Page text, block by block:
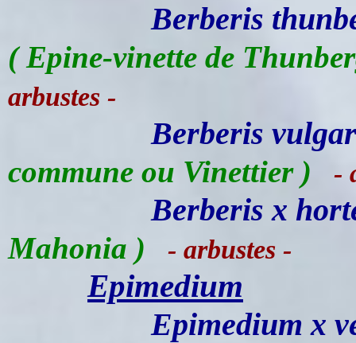
Berberis
( Epine-vinette de
arbustes -
Berberis
commune ou Vinettier ) -
Berberis x
Mahonia ) - arbustes -
Epimedium
Epimedium x